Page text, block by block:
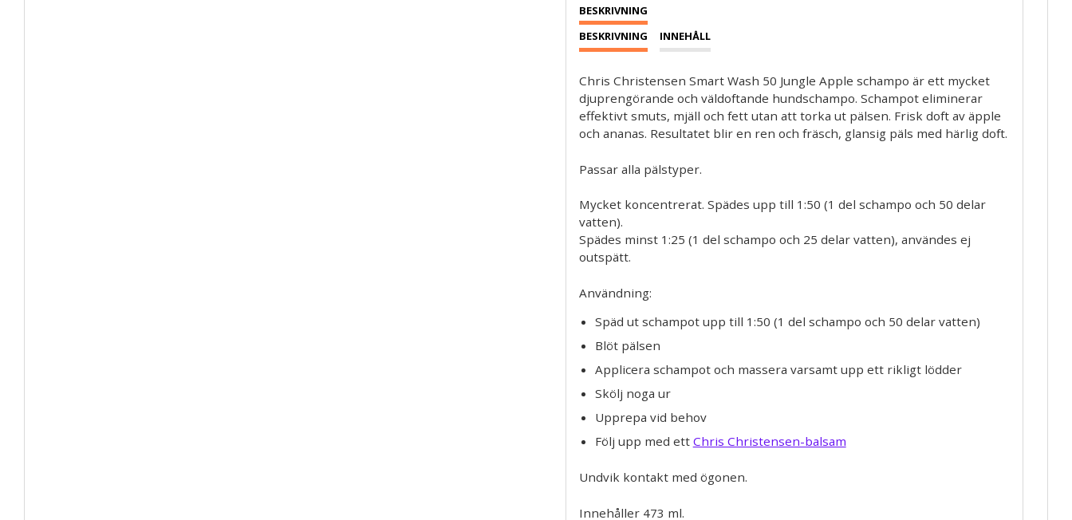
BESKRIVNING INNEHÅLL
Chris Christensen Smart Wash 50 Jungle Apple schampo är ett mycket
djuprengörande och väldoftande hundschampo. Schampot eliminerar
effektivt smuts, mjäll och fett utan att torka ut pälsen. Frisk doft av äpple
och ananas. Resultatet blir en ren och fräsch, glansig päls med härlig doft.
Passar alla pälstyper.
Mycket koncentrerat. Spädes upp till 1:50 (1 del schampo och 50 delar
vatten).
Spädes minst 1:25 (1 del schampo och 25 delar vatten), användes ej
outspätt.
Användning:
Späd ut schampot upp till 1:50 (1 del schampo och 50 delar vatten)
Blöt pälsen
Applicera schampot och massera varsamt upp ett rikligt lödder
Skölj noga ur
Upprepa vid behov
Följ upp med ett Chris Christensen-balsam
Undvik kontakt med ögonen.
Innehåller 473 ml.